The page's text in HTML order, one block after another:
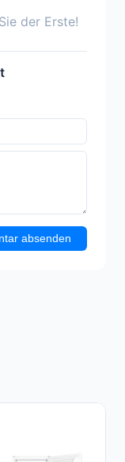
der Erste!
absenden